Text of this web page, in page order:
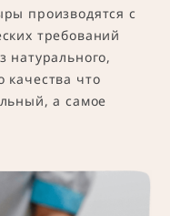
производятся с
требований
натурального,
качества что
а самое